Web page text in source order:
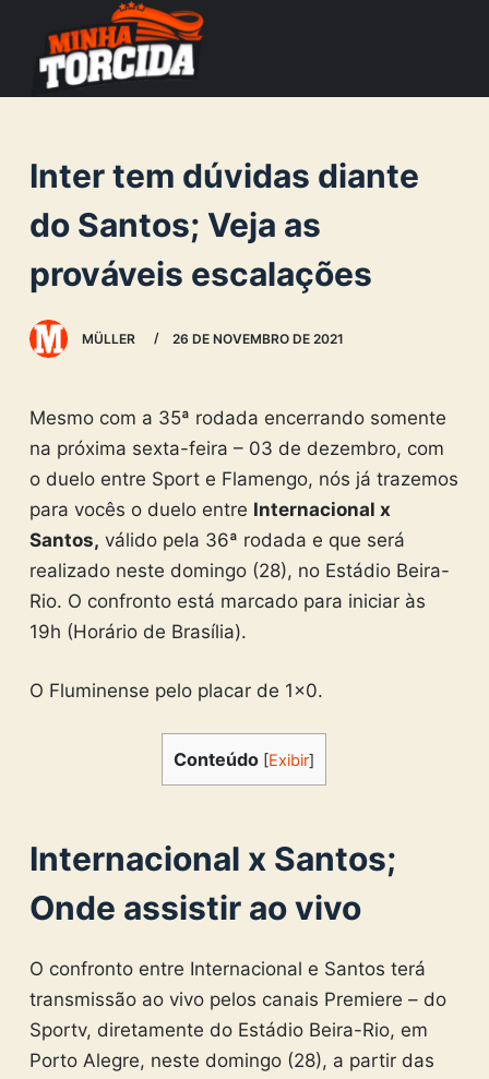
o
n
e
Inter tem dúvidas diante
do Santos; Veja as
prováveis escalações
MÜLLER 26 DE NOVEMBRO DE 2021
Mesmo com a 35ª rodada encerrando somente
na próxima sexta-feira – 03 de dezembro, com
o duelo entre Sport e Flamengo, nós já trazemos
para vocês o duelo entre Internacional x
Santos, válido pela 36ª rodada e que será
realizado neste domingo (28), no Estádio Beira-
Rio. O confronto está marcado para iniciar às
19h (Horário de Brasília).
O Fluminense pelo placar de 1×0.
Conteúdo [Exibir]
Internacional x Santos;
Onde assistir ao vivo
O confronto entre Internacional e Santos terá
transmissão ao vivo pelos canais Premiere – do
Sportv, diretamente do Estádio Beira-Rio, em
Porto Alegre, neste domingo (28), a partir das